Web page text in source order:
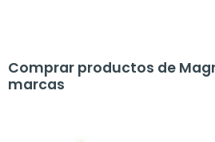
Comprar productos de
marcas